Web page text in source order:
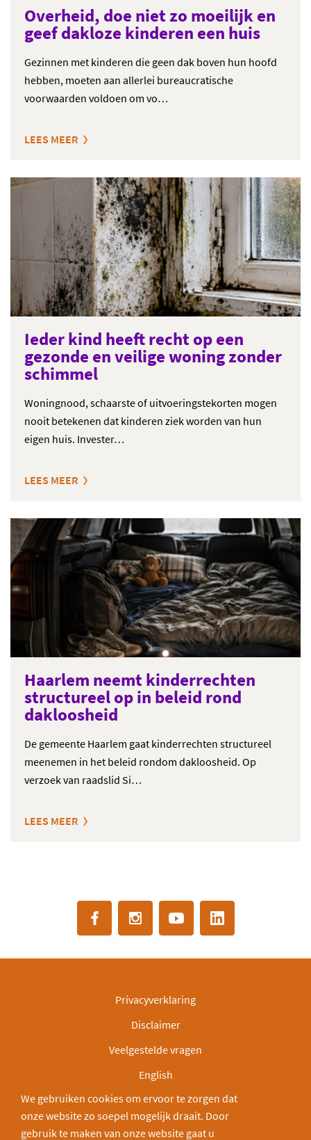
Overheid, doe niet zo moeilijk en
geef dakloze kinderen een huis
Gezinnen met kinderen die geen dak boven hun hoofd
hebben, moeten aan allerlei bureaucratische
voorwaarden voldoen om vo…
LEES MEER
Ieder kind heeft recht op een
gezonde en veilige woning zonder
schimmel
Woningnood, schaarste of uitvoeringstekorten mogen
nooit betekenen dat kinderen ziek worden van hun
eigen huis. Invester…
LEES MEER
Haarlem neemt kinderrechten
structureel op in beleid rond
dakloosheid
De gemeente Haarlem gaat kinderrechten structureel
meenemen in het beleid rondom dakloosheid. Op
verzoek van raadslid Si…
LEES MEER
Privacyverklaring
Disclaimer
Veelgestelde vragen
English
IBAN: NL30INGB0000003166
Deel via:
We gebruiken cookies om ervoor te zorgen dat
onze website zo soepel mogelijk draait. Door
gebruik te maken van onze website gaat u